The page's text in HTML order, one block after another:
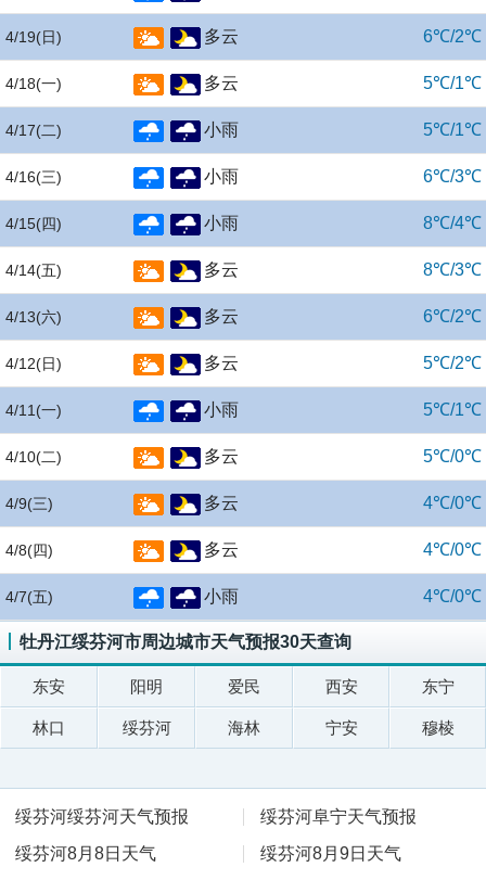
4/19(日) 多云 6℃/2℃
4/18(一) 多云 5℃/1℃
4/17(二) 小雨 5℃/1℃
4/16(三) 小雨 6℃/3℃
4/15(四) 小雨 8℃/4℃
4/14(五) 多云 8℃/3℃
4/13(六) 多云 6℃/2℃
4/12(日) 多云 5℃/2℃
4/11 (一) 小雨 5℃/1℃
4/10(二) 多云 5℃/0℃
4/9(三) 多云 4℃/0℃
4/8(四) 多云 4℃/0℃
4/7(五) 小雨 4℃/0℃
牡丹江绥芬河市周边城市天气预报30天查询
东安 阳明 爱民 西安 东宁
林口 绥芬河 海林 宁安 穆棱
绥芬河绥芬河天气预报
绥芬河阜宁天气预报
绥芬河8月8日天气
绥芬河8月9日天气